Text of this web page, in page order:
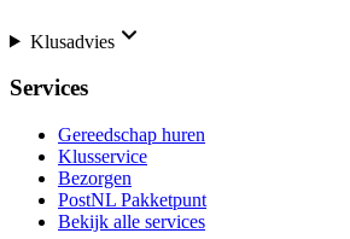
Klusadvies
Services
Gereedschap huren
Klusservice
Bezorgen
PostNL Pakketpunt
Bekijk alle services